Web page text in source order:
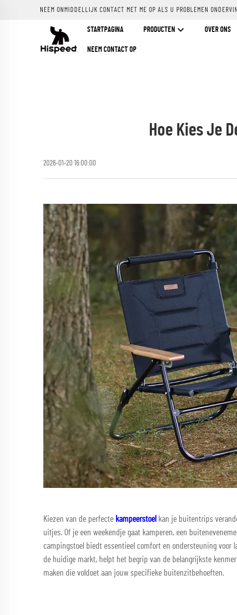
NEEM ONMIDDELLIJK CONTACT MET ME OP ALS U PROBLEMEN
STARTPAGINA PRODUCTEN OVER ONS
NEEM CONTACT OP
Hoe Kies Je
2026-01-20 16:00:00
Kiezen van de perfecte kampeerstoel kan je buitentrips
uitjes. Of je een weekendje gaat kamperen, een
campingstoel biedt essentieel comfort en ondersteuning
de huidige markt, helpt het begrip van de belangrijkste
maken die voldoet aan jouw specifieke buitenzitbehoeften.